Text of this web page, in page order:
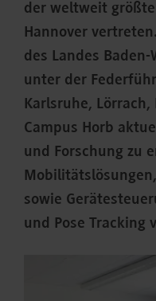
der weltweit
Hannover
des Landes
unter der
Karlsruhe,
Campus Horb
und Forschung zu
sowie
und Pose Tracking